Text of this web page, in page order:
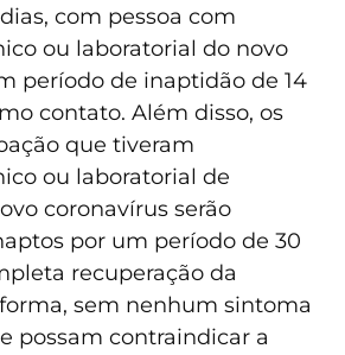
com pessoa com
ou laboratorial do novo
período de inaptidão de 14
contato. Além disso, os
que tiveram
ou laboratorial de
coronavírus serão
por um período de 30
recuperação da
sem nenhum sintoma
possam contraindicar a